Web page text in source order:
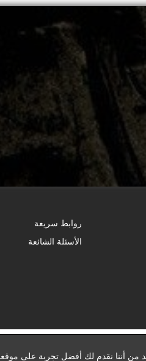
من أننا نقدم لك أفضل تجربة على
روابط سريعة
الأسئلة الشائعة